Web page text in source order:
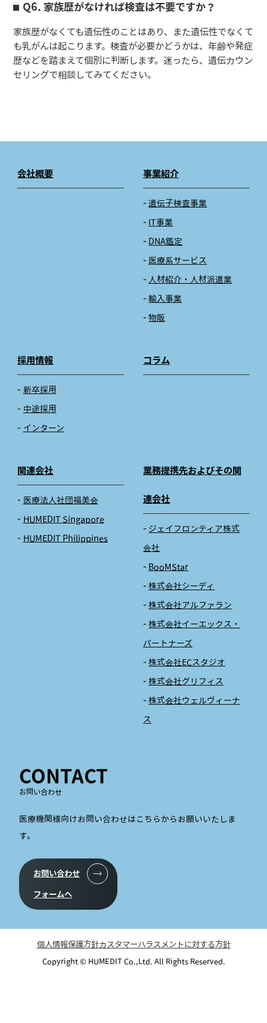
Q6. 家族歴がなければ検査は不要ですか？
家族歴がなくても遺伝性のことはあり、また遺伝性でなくて
も乳がんは起こります。検査が必要かどうかは、年齢や発症
歴などを踏まえて個別に判断します。迷ったら、遺伝カウン
セリングで相談してみてください。
会社概要 事業紹介
遺伝子検査事業
IT事業
DNA鑑定
医療系サービス
人材紹介・人材派遣業
輸入事業
物販
採用情報
新卒採用
中途採用
インターン
コラム
関連会社
医療法人社団福美会
HUMEDIT Singapore
HUMEDIT Philippines
業務提携先およびその関
連会社
ジェイフロンティア株式
会社
BooMStar
株式会社シーディ
株式会社アルファラン
株式会社イーエックス・
パートナーズ
株式会社ECスタジオ
株式会社グリフィス
株式会社ウェルヴィーナ
ス
CONTACT
お問い合わせ
医療機関様向けお問い合わせはこちらからお願いいたしま
す。
お問い合わせ
フォームへ
個人情報保護方針カスタマーハラスメントに対する方針
Copyright © HUMEDIT Co.,Ltd. All Rights Reserved.